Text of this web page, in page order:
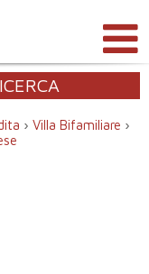
› Villa Bifamiliare ›